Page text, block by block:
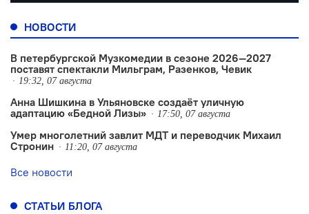
НОВОСТИ
В петербургской Музкомедии в сезоне 2026—2027
поставят спектакли Мильграм, Разенков, Чевик
19:32, 07 августа
Анна Шишкина в Ульяновске создаëт уличную
адаптацию «Бедной Лизы»
17:50, 07 августа
Умер многолетний завлит МДТ и переводчик Михаил
Стронин
11:20, 07 августа
Все новости
СТАТЬИ БЛОГА